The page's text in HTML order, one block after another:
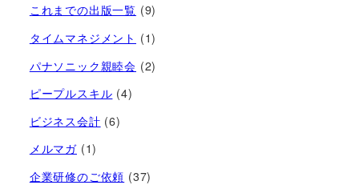
これまでの出版一覧 (9)
タイムマネジメント (1)
パナソニック親睦会 (2)
ピープルスキル (4)
ビジネス会計 (6)
メルマガ (1)
企業研修のご依頼 (37)